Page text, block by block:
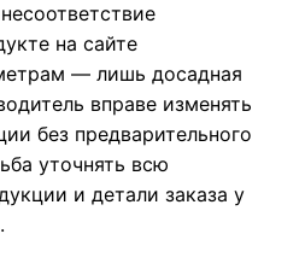
на сайте
— лишь досадная
вправе изменять
без предварительного
уточнять всю
и детали заказа у